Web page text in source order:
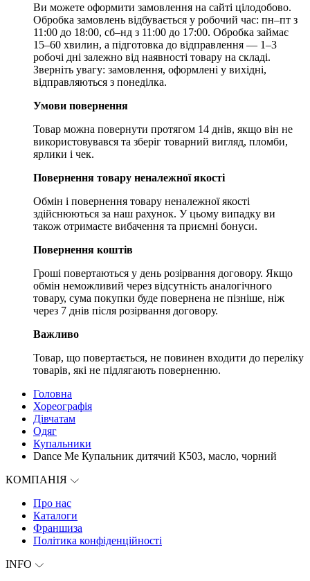
Ви можете оформити замовлення на сайті цілодобово.
Обробка замовлень відбувається у робочий час: пн–пт з
11:00 до 18:00, сб–нд з 11:00 до 17:00. Обробка займає
15–60 хвилин, а підготовка до відправлення — 1–3
робочі дні залежно від наявності товару на складі.
Зверніть увагу: замовлення, оформлені у вихідні,
відправляються з понеділка.
Умови повернення
Товар можна повернути протягом 14 днів, якщо він не
використовувався та зберіг товарний вигляд, пломби,
ярлики і чек.
Повернення товару неналежної якості
Обмін і повернення товару неналежної якості
здійснюються за наш рахунок. У цьому випадку ви
також отримаєте вибачення та приємні бонуси.
Повернення коштів
Гроші повертаються у день розірвання договору. Якщо
обмін неможливий через відсутність аналогічного
товару, сума покупки буде повернена не пізніше, ніж
через 7 днів після розірвання договору.
Важливо
Товар, що повертається, не повинен входити до переліку
товарів, які не підлягають поверненню.
Головна
Хореографія
Дівчатам
Одяг
Купальники
Dance Me Купальник дитячий К503, масло, чорний
КОМПАНІЯ
Про нас
Каталоги
Франшиза
Політика конфіденційності
INFO